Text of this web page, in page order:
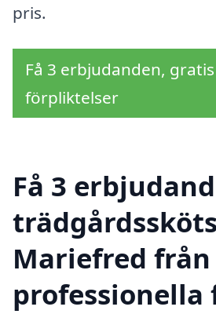
pris.
Få 3 erbjudanden,
förpliktelser
Få 3
Mariefred från
professionella